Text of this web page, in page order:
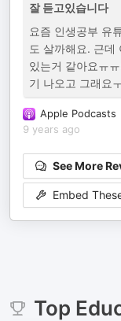
잘 듣고있습니다
요즘 인생공부 유
도 살까해요. 근데
있는거 같아요ㅠ
기 나오고 그래요
Apple Podcasts
9 years ago
See More
Embed
Top